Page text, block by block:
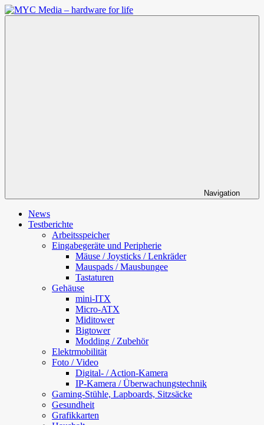
Zum
Inhalt
Navigation
News
Testberichte
Arbeitsspeicher
Eingabegeräte und Peripherie
Mäuse / Joysticks / Lenkräder
Mauspads / Mausbungee
Tastaturen
Gehäuse
mini-ITX
Micro-ATX
Miditower
Bigtower
Modding / Zubehör
Elektrmobilität
Foto / Video
Digital- / Action-Kamera
IP-Kamera / Überwachungstechnik
Gaming-Stühle, Lapboards, Sitzsäcke
Gesundheit
Grafikkarten